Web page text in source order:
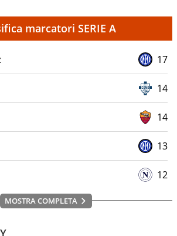
marcatori SERIE A
17
14
14
13
12
MOSTRA COMPLETA